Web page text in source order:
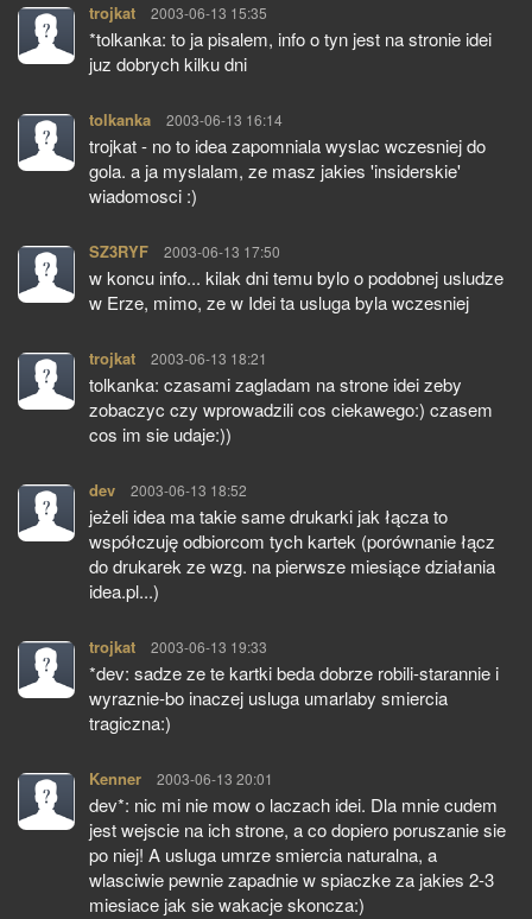
trojkat pisze:
2003-06-13 15:35
*tolkanka: to ja pisalem, info o tyn jest na stronie idei
juz dobrych kilku dni
tolkanka pisze:
2003-06-13 16:14
trojkat - no to idea zapomniala wyslac wczesniej do
gola. a ja myslalam, ze masz jakies 'insiderskie'
wiadomosci :)
SZ3RYF pisze:
2003-06-13 17:50
w koncu info... kilak dni temu bylo o podobnej usludze
w Erze, mimo, ze w Idei ta usluga byla wczesniej
trojkat pisze:
2003-06-13 18:21
tolkanka: czasami zagladam na strone idei zeby
zobaczyc czy wprowadzili cos ciekawego:) czasem
cos im sie udaje:))
dev pisze:
2003-06-13 18:52
jeżeli idea ma takie same drukarki jak łącza to
współczuję odbiorcom tych kartek (porównanie łącz
do drukarek ze wzg. na pierwsze miesiące działania
idea.pl...)
trojkat pisze:
2003-06-13 19:33
*dev: sadze ze te kartki beda dobrze robili-starannie i
wyraznie-bo inaczej usluga umarlaby smiercia
tragiczna:)
Kenner pisze:
2003-06-13 20:01
dev*: nic mi nie mow o laczach idei. Dla mnie cudem
jest wejscie na ich strone, a co dopiero poruszanie sie
po niej! A usluga umrze smiercia naturalna, a
wlasciwie pewnie zapadnie w spiaczke za jakies 2-3
miesiace jak sie wakacje skoncza:)